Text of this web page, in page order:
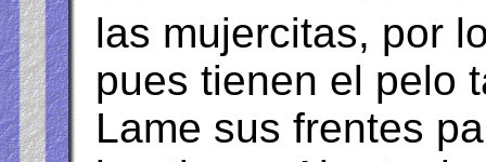
las mujercitas, por
pues tienen el pelo
Lame sus frentes